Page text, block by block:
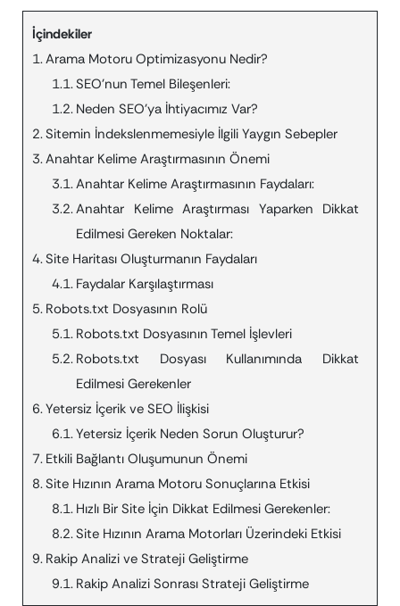
İçindekiler
Arama Motoru Optimizasyonu Nedir?
SEO’nun Temel Bileşenleri:
Neden SEO’ya İhtiyacımız Var?
Sitemin İndekslenmemesiyle İlgili Yaygın Sebepler
Anahtar Kelime Araştırmasının Önemi
Anahtar Kelime Araştırmasının Faydaları:
Anahtar Kelime Araştırması Yaparken Dikkat
Edilmesi Gereken Noktalar:
Site Haritası Oluşturmanın Faydaları
Faydalar Karşılaştırması
Robots.txt Dosyasının Rolü
Robots.txt Dosyasının Temel İşlevleri
Robots.txt Dosyası Kullanımında Dikkat
Edilmesi Gerekenler
Yetersiz İçerik ve SEO İlişkisi
Yetersiz İçerik Neden Sorun Oluşturur?
Etkili Bağlantı Oluşumunun Önemi
Site Hızının Arama Motoru Sonuçlarına Etkisi
Hızlı Bir Site İçin Dikkat Edilmesi Gerekenler:
Site Hızının Arama Motorları Üzerindeki Etkisi
Rakip Analizi ve Strateji Geliştirme
Rakip Analizi Sonrası Strateji Geliştirme